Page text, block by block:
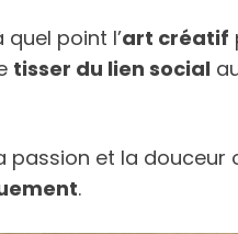
point l’art créatif
tisser du lien social
passion et la douceur
.